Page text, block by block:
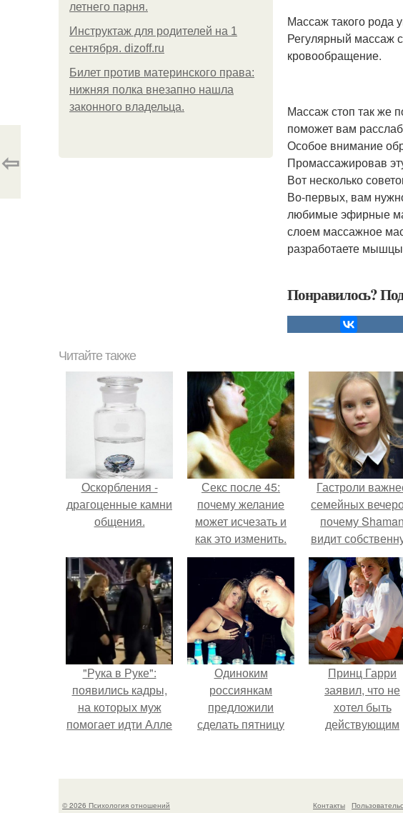
летнего парня.
Инструктаж для родителей на 1
сентября. dizoff.ru
Билет против материнского права:
нижняя полка внезапно нашла
законного владельца.
Массаж такого рода
Регулярный массаж
кровообращение.
Массаж стоп так же
поможет вам
Особое внимание
Промассажировав
Вот несколько
Во-первых, вам
любимые эфирные
слоем массажное
разработаете
Понравилось?
⇦
Читайте также
Оскорбления -
драгоценные камни
общения.
Секс после 45:
почему желание
может исчезать и
как это изменить.
Гастроли
семейных
почему Shaman
видит
дочь чаще на
экране, чем
вживую.
"Рука в Руке":
появились кадры,
на которых муж
помогает идти Алле
Одиноким
россиянкам
предложили
сделать пятницу
повышения
Принц Гарри
заявил, что не
хотел быть
действующим
потому что
© 2026 Психология отношений Контакты